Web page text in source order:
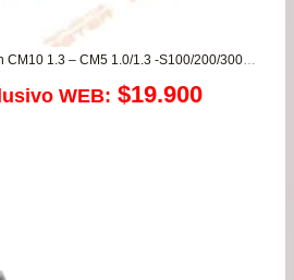
Pastillas de freno Changan CM10 1.3 – CM5 1.0/1.3 -S100/200/300 1.0 / Chery Face 1.3 -/ Dongfeng DFSK 1.3 / Hafei Lobo 1.0 / SZ Wagon 1.0/1.3
WEB: $19.900